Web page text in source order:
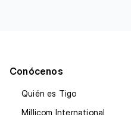
Conócenos
Quién es Tigo
Millicom International